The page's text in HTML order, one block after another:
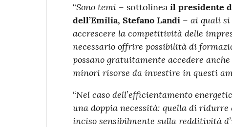
“Sono temi– sottolinea il presidente
dell’Emilia, Stefano Landi– ai quali si
accrescere la competitività delle
necessario offrire possibilità di
possano gratuitamente accedere
minori risorse da investire in questi
“Nel caso dell’efficientamento
una doppia necessità: quella di
inciso sensibilmente sulla redditività